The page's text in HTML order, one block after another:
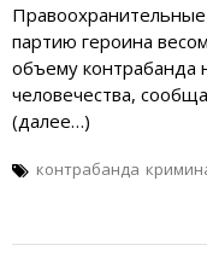
партию героина
объему контрабанда
человечества,
(далее…)
контрабанда